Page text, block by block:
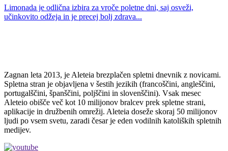
Limonada je odlična izbira za vroče poletne dni, saj osveži,
učinkovito odžeja in je precej bolj zdrava...
Zagnan leta 2013, je Aleteia brezplačen spletni dnevnik z novicami.
Spletna stran je objavljena v šestih jezikih (francoščini, angleščini,
portugalščini, španščini, poljščini in slovenščini). Vsak mesec
Aleteio obišče več kot 10 milijonov bralcev prek spletne strani,
aplikacije in družbenih omrežij. Aleteia doseže skoraj 50 milijonov
ljudi po vsem svetu, zaradi česar je eden vodilnih katoliških spletnih
medijev.